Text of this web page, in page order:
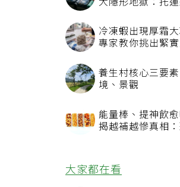
大隱形地獄：托
冷凍蝦出現厚霜
專家教你挑出緊
養生村核心三要
境、景觀
能量棒、提神飲
揭越補越慘真相
大家都在看